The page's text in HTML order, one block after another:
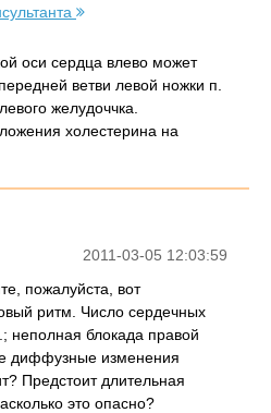
оси сердца влево может
ветви левой ножки п.
желудоччка.
холестерина на
2011-03-05 12:03:59
пожалуйста, вот
ритм. Число сердечных
неполная блокада правой
диффузные изменения
Предстоит длительная
это опасно?